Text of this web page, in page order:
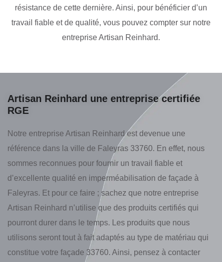
résistance de cette dernière. Ainsi, pour bénéficier d’un
travail fiable et de qualité, vous pouvez compter sur notre
entreprise Artisan Reinhard.
Artisan Reinhard une entreprise certifiée
RGE
Notre entreprise Artisan Reinhard est devenue une
référence dans la ville de Faleyras 33760. En effet, nous
sommes reconnues pour fournir un travail fiable et
d’excellente qualité en imperméabilisation de façade à
Faleyras. Et pour ce faire ; sachez que notre entreprise
Artisan Reinhard n’utilise que des produits certifiés qui
pourront durer dans le temps. Les produits que nous
utilisons seront tout à fait adaptés au type de matériau qui
constitue votre façade 33760. Ainsi, pensez à contacter